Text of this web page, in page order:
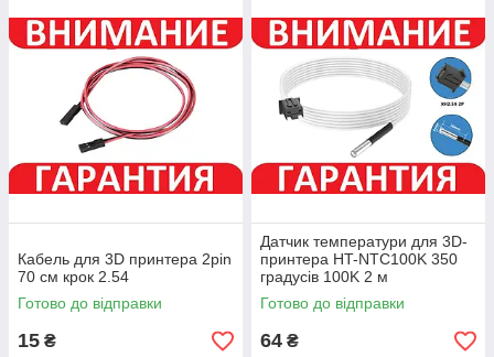
Кабель для 3D принтера 2pin
70 см крок 2.54
Готово до відправки
15 ₴
Датчик температури для 3D-
принтера HT-NTC100K 350
градусів 100K 2 м
Готово до відправки
64 ₴